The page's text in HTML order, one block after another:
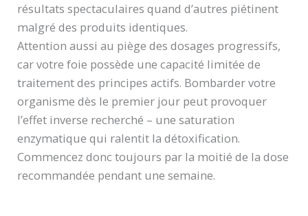
résultats spectaculaires quand d’autres piétinent
malgré des produits identiques.
Attention aussi au piège des dosages progressifs,
car votre foie possède une capacité limitée de
traitement des principes actifs. Bombarder votre
organisme dès le premier jour peut provoquer
l’effet inverse recherché – une saturation
enzymatique qui ralentit la détoxification.
Commencez donc toujours par la moitié de la dose
recommandée pendant une semaine.